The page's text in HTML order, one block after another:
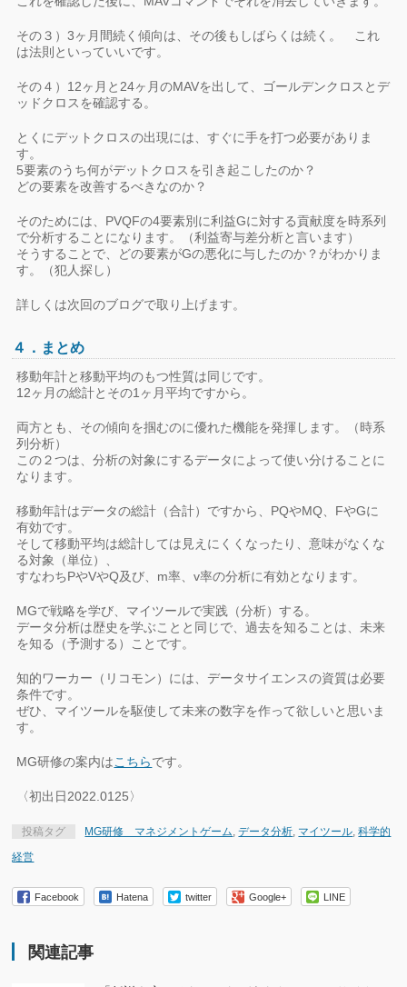
その３）3ヶ月間続く傾向は、その後もしばらくは続く。 これ
は法則といっていいです。
その４）12ヶ月と24ヶ月のMAVを出して、ゴールデンクロスとデ
ッドクロスを確認する。
とくにデットクロスの出現には、すぐに手を打つ必要がありま
す。
5要素のうち何がデットクロスを引き起こしたのか？
どの要素を改善するべきなのか？
そのためには、PVQFの4要素別に利益Gに対する貢献度を時系列
で分析することになります。（利益寄与差分析と言います）
そうすることで、どの要素がGの悪化に与したのか？がわかりま
す。（犯人探し）
詳しくは次回のブログで取り上げます。
４．まとめ
移動年計と移動平均のもつ性質は同じです。
12ヶ月の総計とその1ヶ月平均ですから。
両方とも、その傾向を掴むのに優れた機能を発揮します。（時系
列分析）
この２つは、分析の対象にするデータによって使い分けることに
なります。
移動年計はデータの総計（合計）ですから、PQやMQ、FやGに
有効です。
そして移動平均は総計しては見えにくくなったり、意味がなくな
る対象（単位）、
すなわちPやVやQ及び、m率、v率の分析に有効となります。
MGで戦略を学び、マイツールで実践（分析）する。
データ分析は歴史を学ぶことと同じで、過去を知ることは、未来
を知る（予測する）ことです。
知的ワーカー（リコモン）には、データサイエンスの資質は必要
条件です。
ぜひ、マイツールを駆使して未来の数字を作って欲しいと思いま
す。
MG研修の案内はこちらです。
〈初出日2022.0125〉
投稿タグ MG研修 マネジメントゲーム,データ分析, マイツール,科学的
経営
Facebook Hatena twitter Google+ LINE
関連記事